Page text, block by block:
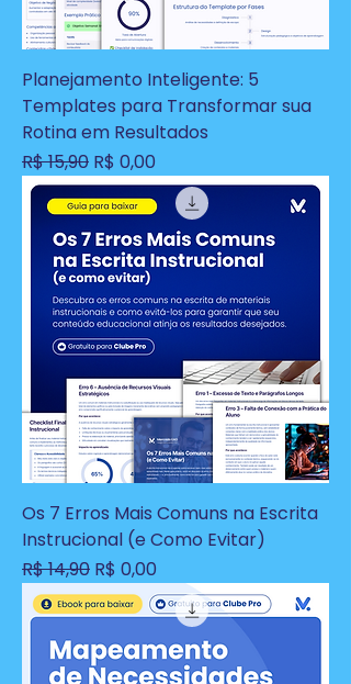
Planejamento Inteligente: 5
Templates para Transformar sua
Rotina em Resultados
Preço normal
R$ 15,90 Preço promocional
R$ 0,00
Os 7 Erros Mais Comuns na Escrita
Instrucional (e Como Evitar)
Preço normal
R$ 14,90 Preço promocional
R$ 0,00